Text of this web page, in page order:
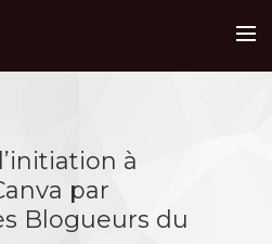
à
par
Blogueurs du